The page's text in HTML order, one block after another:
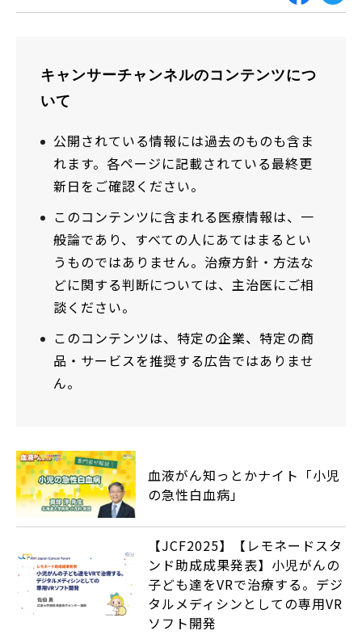
キャンサーチャンネルのコンテンツにつ
いて
公開されている情報には過去のものも含ま
れます。各ページに記載されている最終更
新日をご確認ください。
このコンテンツに含まれる医療情報は、一
般論であり、すべての人にあてはまるとい
うものではありません。治療方針・方法な
どに関する判断については、主治医にご相
談ください。
このコンテンツは、特定の企業、特定の商
品・サービスを推奨する広告ではありませ
ん。
血液がん知っとかナイト「小児
の急性白血病」
【JCF2025】【レモネードスタ
ンド助成成果発表】小児がんの
子ども達をVRで治療する。デジ
タルメディシンとしての専用VR
ソフト開発